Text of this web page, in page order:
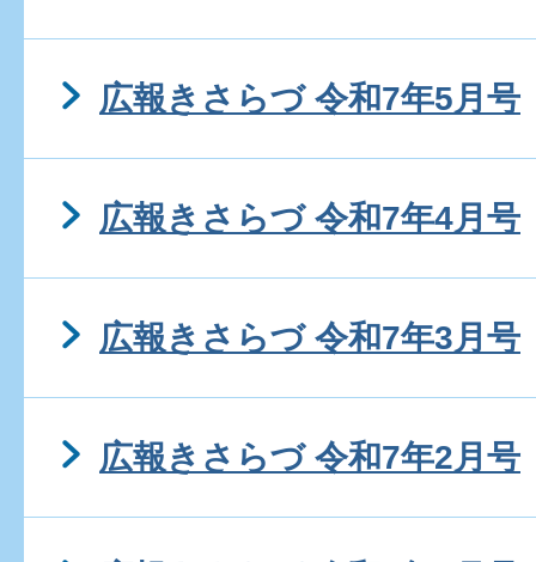
広報きさらづ 令和7年5月号
広報きさらづ 令和7年4月号
広報きさらづ 令和7年3月号
広報きさらづ 令和7年2月号